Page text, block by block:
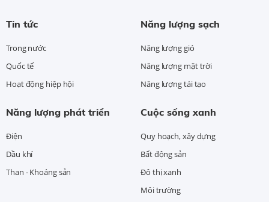
Tin tức
Trong nước
Quốc tế
Hoạt động hiệp hội
Năng lượng sạch
Năng lượng gió
Năng lượng mặt trời
Năng lượng tái tạo
Năng lượng phát triển
Điện
Dầu khí
Than - Khoáng sản
Cuộc sống xanh
Quy hoạch, xây dựng
Bất động sản
Đô thị xanh
Môi trường